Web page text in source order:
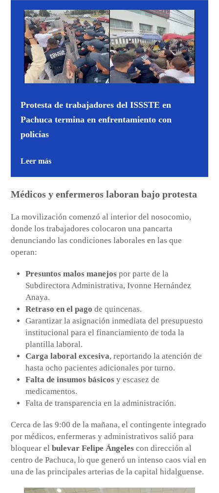
Protesta de trabajadores del ISSSTE en
Pachuca termina en enfrentamiento con
policías
Leer más
Médicos y enfermeros laboran bajo protesta
La movilización comenzó al interior del nosocomio,
donde los trabajadores colocaron una pancarta
denunciando las condiciones laborales en las que
operan:
Presuntos malos manejos por parte de la
Subdirectora Administrativa, Ivonne Hernández
Anaya.
Retraso en el pago de quincenas.
Garantizar la asignación inmediata del presupuesto
institucional para el financiamiento de toda la
plantilla laboral.
Carga laboral excesiva, reportando la atención de
hasta ocho pacientes adicionales por turno.
Falta de insumos básicos y escasez de
medicamentos.
Falta de transparencia en la administración.
Cerca de las 9:00 de la mañana, el contingente integrado
por médicos, enfermeras y administrativos salió para
bloquear elbulevar Felipe Ángeles con dirección al
centro de Pachuca, lo que generó un intenso caos vial en
una de las principales arterias de la capital hidalguense.